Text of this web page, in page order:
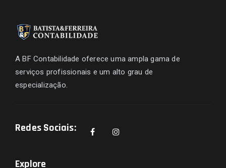
A BF Contabilidade oferece uma ampla gama de
serviços profissionais e um alto grau de
especialização.
Redes Sociais:
Explore